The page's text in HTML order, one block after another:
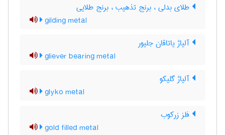
طلای بدلی ، برنج تذهیب ، برنج طلایی
gilding metal
آلیاژ یاتاقان جلیور
gliever bearing metal
آلیاژ گلیکو
glyko metal
فلز زرکوب
gold filled metal